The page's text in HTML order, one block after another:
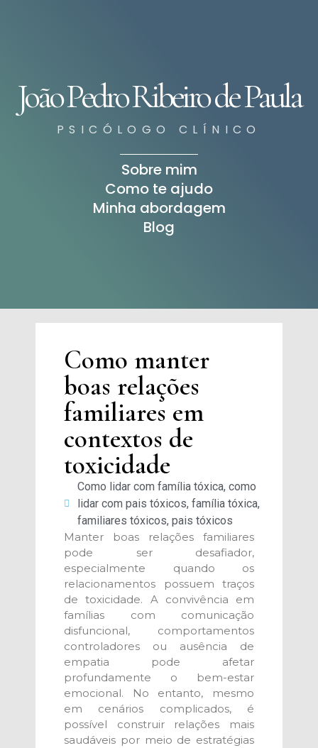
João Pedro Ribeiro de Paula
PSICÓLOGO CLÍNICO
Sobre mim
Como te ajudo
Minha abordagem
Blog
Como manter
boas relações
familiares em
contextos de
toxicidade
Como lidar com família tóxica, como
lidar com pais tóxicos, família tóxica,
familiares tóxicos, pais tóxicos
Manter boas relações familiares
pode ser desafiador,
especialmente quando os
relacionamentos possuem traços
de toxicidade. A convivência em
famílias com comunicação
disfuncional, comportamentos
controladores ou ausência de
empatia pode afetar
profundamente o bem-estar
emocional. No entanto, mesmo
em cenários complicados, é
possível construir relações mais
saudáveis por meio de estratégias